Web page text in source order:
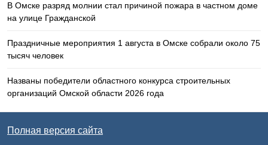
В Омске разряд молнии стал причиной пожара в частном доме
на улице Гражданской
Праздничные мероприятия 1 августа в Омске собрали около 75
тысяч человек
Названы победители областного конкурса строительных
организаций Омской области 2026 года
Полная версия сайта